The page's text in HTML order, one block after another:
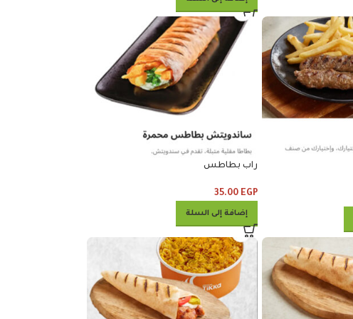
راب بطاطس
35.00 EGP
إضافة إلى السلة